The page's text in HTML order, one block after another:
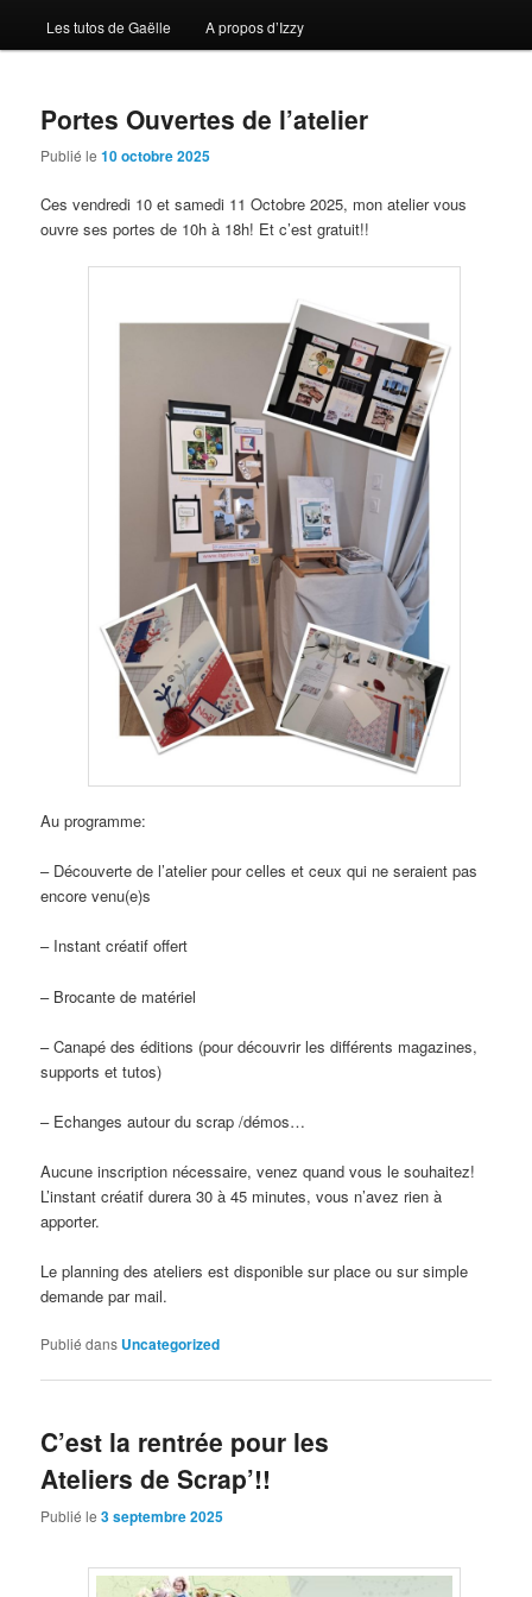
Les tutos de Gaëlle A propos d’Izzy
Portes Ouvertes de l’atelier
Publié le10 octobre 2025
Ces vendredi 10 et samedi 11 Octobre 2025, mon atelier vous
ouvre ses portes de 10h à 18h! Et c’est gratuit!!
Au programme:
– Découverte de l’atelier pour celles et ceux qui ne seraient pas
encore venu(e)s
– Instant créatif offert
– Brocante de matériel
– Canapé des éditions (pour découvrir les différents magazines,
supports et tutos)
– Echanges autour du scrap /démos…
Aucune inscription nécessaire, venez quand vous le souhaitez!
L’instant créatif durera 30 à 45 minutes, vous n’avez rien à
apporter.
Le planning des ateliers est disponible sur place ou sur simple
demande par mail.
Publié dans Uncategorized
C’est la rentrée pour les
Ateliers de Scrap’!!
Publié le3 septembre 2025